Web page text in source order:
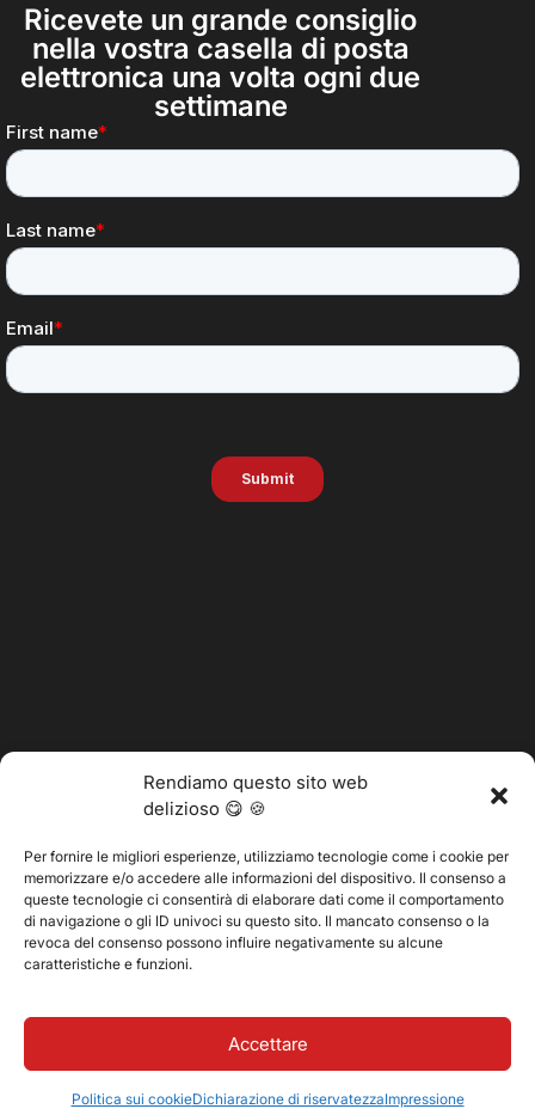
Rendiamo questo sito web
delizioso 😋 🍪
Per fornire le migliori esperienze, utilizziamo tecnologie come i cookie per
memorizzare e/o accedere alle informazioni del dispositivo. Il consenso a
queste tecnologie ci consentirà di elaborare dati come il comportamento
di navigazione o gli ID univoci su questo sito. Il mancato consenso o la
revoca del consenso possono influire negativamente su alcune
caratteristiche e funzioni.
Accettare
Politica sui cookieDichiarazione di riservatezzaImpressione
Ricevete un grande consiglio
nella vostra casella di posta
elettronica una volta ogni due
settimane
@2025 Vertitech. Tutti i diritti riservati.
Informativa sulla privacy